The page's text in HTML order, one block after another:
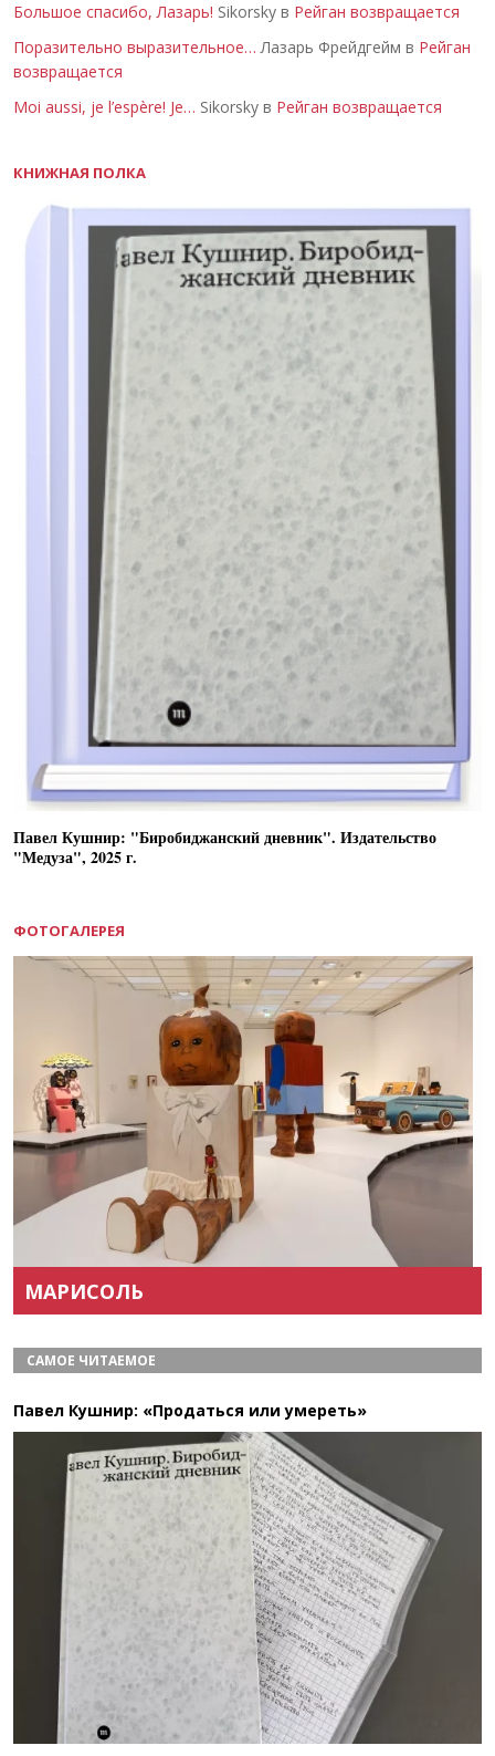
Большое спасибо, Лазарь! Sikorsky в Рейган возвращается
Поразительно выразительное… Лазарь Фрейдгейм в Рейган
возвращается
Moi aussi, je l’espère! Je… Sikorsky в Рейган возвращается
КНИЖНАЯ ПОЛКА
Павел Кушнир: "Биробиджанский дневник". Издательство
"Медуза", 2025 г.
ФОТОГАЛЕРЕЯ
МАРИСОЛЬ
САМОЕ ЧИТАЕМОЕ
Павел Кушнир: «Продаться или умереть»